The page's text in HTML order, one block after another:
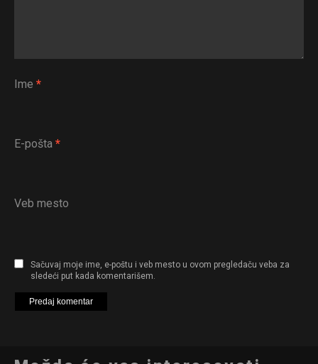
Ime *
E-pošta *
Veb mesto
Sačuvaj moje ime, e-poštu i veb mesto u ovom pregledaču veba za
sledeći put kada komentarišem.